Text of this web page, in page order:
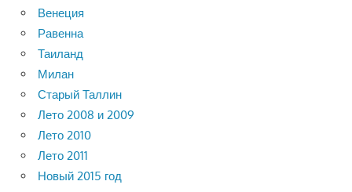
Венеция
Равенна
Таиланд
Милан
Старый Таллин
Лето 2008 и 2009
Лето 2010
Лето 2011
Новый 2015 год